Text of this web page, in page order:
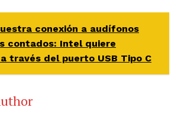
conexión a audífonos
contados: Intel quiere
través del puerto USB Tipo C